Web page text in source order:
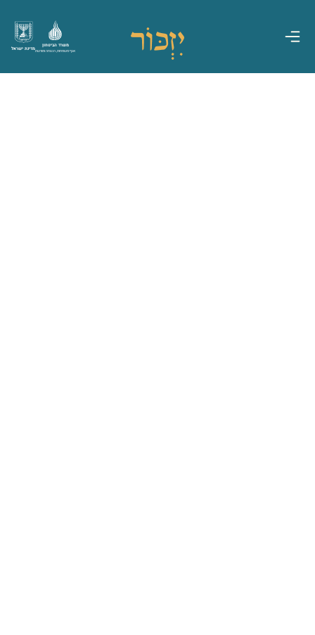
מדינת ישראל
משרד הביטחון
אגף משפחות, הנצחה ומורשת